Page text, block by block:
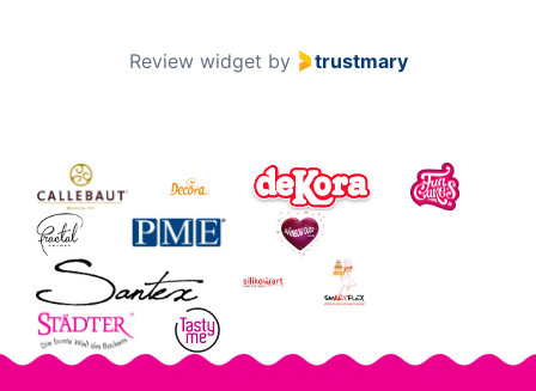
Review widget by trustmary